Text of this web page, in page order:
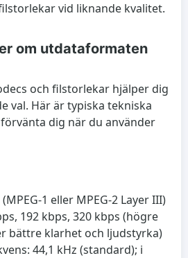
vid liknande kvalitet.
om utdataformaten
och filstorlekar hjälper dig
val. Här är typiska tekniska
dig när du använder
1 eller MPEG-2 Layer III)
192 kbps, 320 kbps (högre
bättre klarhet och ljudstyrka)
44,1 kHz (standard); i